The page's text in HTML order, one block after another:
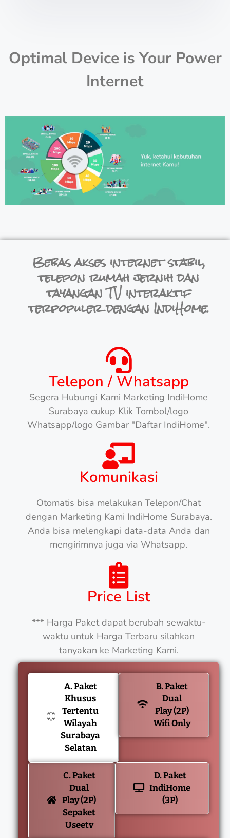
Optimal Device is Your Power
Internet
Bebas akses internet stabil,
telepon rumah jernih dan
tayangan TV interaktif
terpopuler dengan IndiHome.
Telepon / Whatsapp
Segera Hubungi Kami Marketing IndiHome
Surabaya cukup Klik Tombol/logo
Whatsapp/logo Gambar "Daftar IndiHome".
Komunikasi
Otomatis bisa melakukan Telepon/Chat
dengan Marketing Kami IndiHome Surabaya.
Anda bisa melengkapi data-data Anda dan
mengirimnya juga via Whatsapp.
Price List
*** Harga Paket dapat berubah sewaktu-
waktu untuk Harga Terbaru silahkan
tanyakan ke Marketing Kami.
A. Paket
Khusus
Tertentu
Wilayah
Surabaya
Selatan
B. Paket
Dual
Play (2P)
Wifi Only
C. Paket
Dual
Play (2P)
Sepaket
Useetv
D. Paket
IndiHome
(3P)